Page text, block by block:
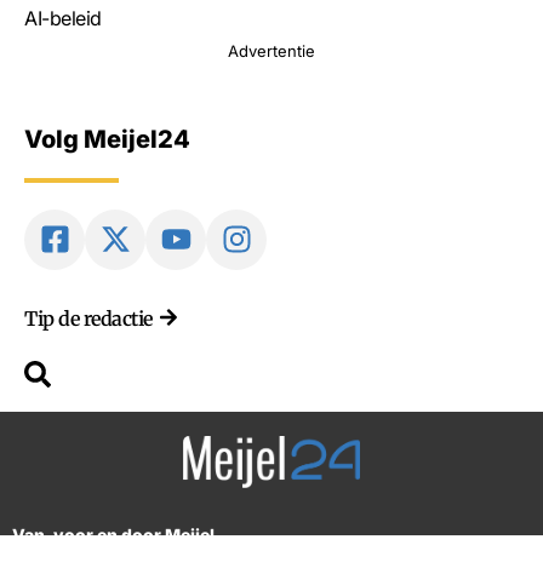
AI-beleid
Advertentie
Volg Meijel24
Tip de redactie
Van, voor en door Meijel